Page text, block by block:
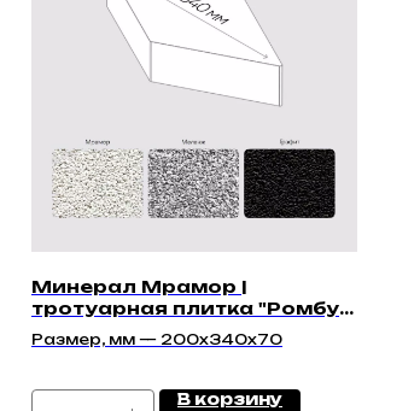
Минерал Мрамор |
тротуарная плитка "Ромбус
Премиум 70мм"
Размер, мм — 200х340х70
В корзину